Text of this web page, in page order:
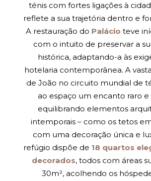
ténis com fortes ligações à
reflete a sua trajetória dentro e
A restauração do Palácio teve
com o intuito de preservar a
histórica, adaptando-a às
hotelaria contemporânea. A
de João no circuito mundial de
ao espaço um encanto raro
equilibrando elementos
intemporais – como os tetos
com uma decoração única e
refúgio dispõe de 18 quartos
decorados, todos com áreas
30m², acolhendo os